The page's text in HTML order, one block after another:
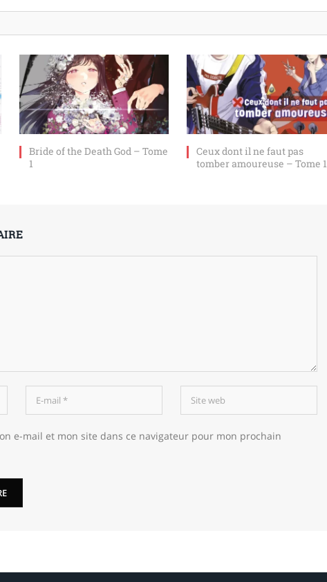
Bride of the Death God – Tome
1
Ceux dont il ne faut pas
tomber amoureuse – Tome 1
e-mail et mon site dans ce navigateur pour mon prochain